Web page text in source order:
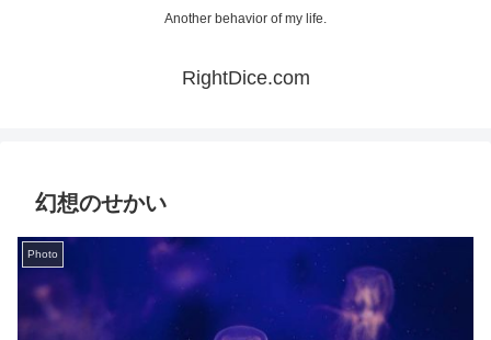
Another behavior of my life.
RightDice.com
幻想のせかい
Photo